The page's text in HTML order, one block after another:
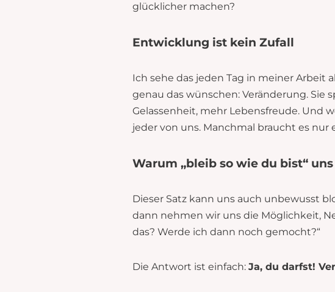
glücklicher machen?
Entwicklung ist kein Zufall
Ich sehe das jeden Tag in meiner Arbeit
genau das wünschen: Veränderung. Sie
Gelassenheit, mehr Lebensfreude. Und
jeder von uns. Manchmal braucht es
Warum „bleib so wie du bist“
Dieser Satz kann uns auch unbewusst
dann nehmen wir uns die Möglichkeit,
das? Werde ich dann noch gemocht?“
Die Antwort ist einfach: Ja, du darfst!